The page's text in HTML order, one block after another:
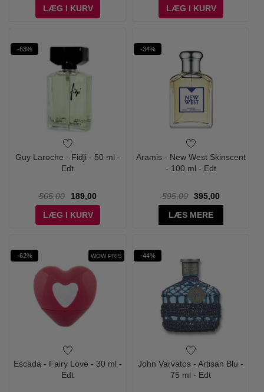
LÆG I KURV
LÆG I KURV
-63%
Guy Laroche - Fidji - 50 ml -
Edt
505,00
189,00
LÆG I KURV
-34%
Aramis - New West Skinscent
- 100 ml - Edt
595,00
395,00
LÆS MERE
-62% WOW PRIS
Escada - Fairy Love - 30 ml -
Edt
-44%
John Varvatos - Artisan Blu -
75 ml - Edt